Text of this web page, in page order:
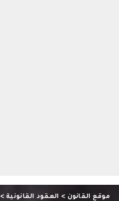
موقع القانون > العقود القانونية>